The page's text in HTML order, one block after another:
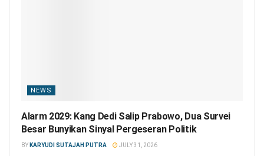
NEWS
Alarm 2029: Kang Dedi Salip Prabowo, Dua Survei
Besar Bunyikan Sinyal Pergeseran Politik
BY KARYUDI SUTAJAH PUTRA JULY 31, 2026